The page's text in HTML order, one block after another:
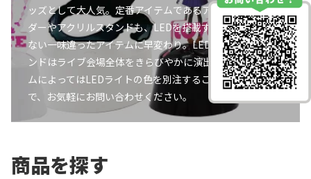
ッズとして大人気。定番アイテムであるアクリルキーホル
ダーやアクリルスタンドも、LEDを搭載するだけで他には
ない一味違ったアイテムに早変わり。LEDで輝くリストバ
ンドはライブ会場全体をきらびやかに演出します。アイテ
ムによってはLEDライトの色を別注することも可能ですの
で、お気軽にお問い合わせください。
商品を探す